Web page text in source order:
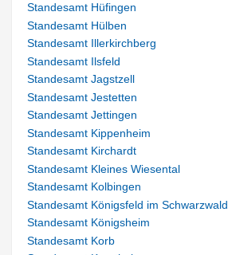
Standesamt Hüfingen
Standesamt Hülben
Standesamt Illerkirchberg
Standesamt Ilsfeld
Standesamt Jagstzell
Standesamt Jestetten
Standesamt Jettingen
Standesamt Kippenheim
Standesamt Kirchardt
Standesamt Kleines Wiesental
Standesamt Kolbingen
Standesamt Königsfeld im Schwarzwald
Standesamt Königsheim
Standesamt Korb